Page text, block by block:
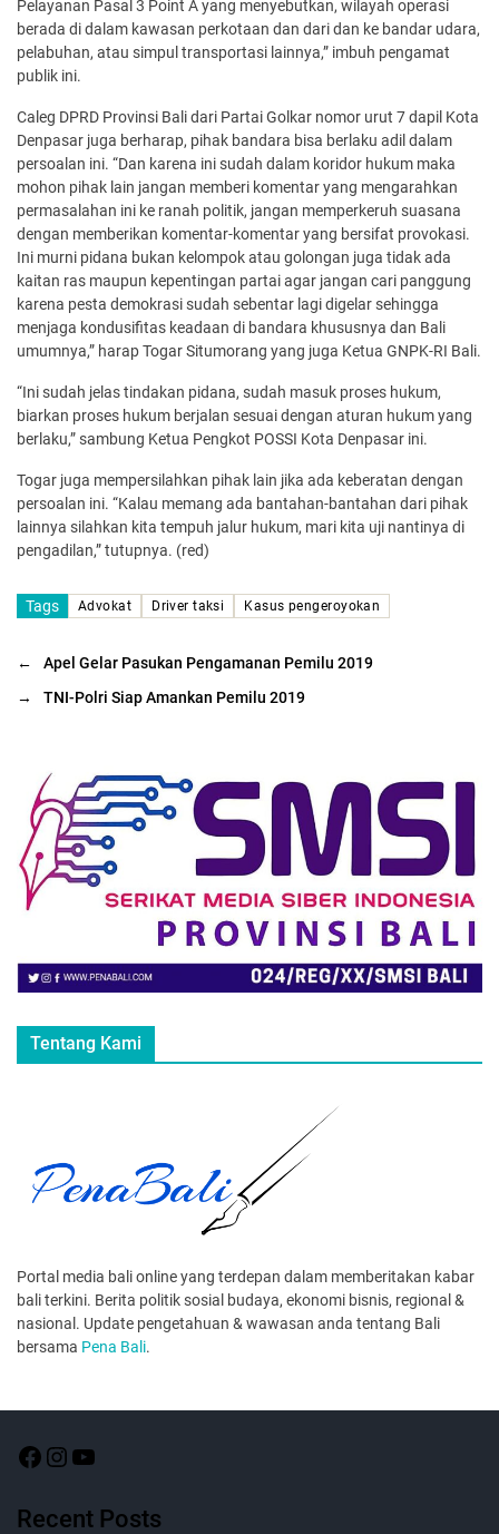
Pelayanan Pasal 3 Point A yang menyebutkan, wilayah operasi
berada di dalam kawasan perkotaan dan dari dan ke bandar udara,
pelabuhan, atau simpul transportasi lainnya,” imbuh pengamat
publik ini.
Caleg DPRD Provinsi Bali dari Partai Golkar nomor urut 7 dapil Kota
Denpasar juga berharap, pihak bandara bisa berlaku adil dalam
persoalan ini. “Dan karena ini sudah dalam koridor hukum maka
mohon pihak lain jangan memberi komentar yang mengarahkan
permasalahan ini ke ranah politik, jangan memperkeruh suasana
dengan memberikan komentar-komentar yang bersifat provokasi.
Ini murni pidana bukan kelompok atau golongan juga tidak ada
kaitan ras maupun kepentingan partai agar jangan cari panggung
karena pesta demokrasi sudah sebentar lagi digelar sehingga
menjaga kondusifitas keadaan di bandara khususnya dan Bali
umumnya,” harap Togar Situmorang yang juga Ketua GNPK-RI Bali.
“Ini sudah jelas tindakan pidana, sudah masuk proses hukum,
biarkan proses hukum berjalan sesuai dengan aturan hukum yang
berlaku,” sambung Ketua Pengkot POSSI Kota Denpasar ini.
Togar juga mempersilahkan pihak lain jika ada keberatan dengan
persoalan ini. “Kalau memang ada bantahan-bantahan dari pihak
lainnya silahkan kita tempuh jalur hukum, mari kita uji nantinya di
pengadilan,” tutupnya. (red)
Tags Advokat Driver taksi Kasus pengeroyokan
←
Apel Gelar Pasukan Pengamanan Pemilu 2019
→
TNI-Polri Siap Amankan Pemilu 2019
Tentang Kami
Portal media bali online yang terdepan dalam memberitakan kabar
bali terkini. Berita politik sosial budaya, ekonomi bisnis, regional &
nasional. Update pengetahuan & wawasan anda tentang Bali
bersama Pena Bali.
Recent Posts